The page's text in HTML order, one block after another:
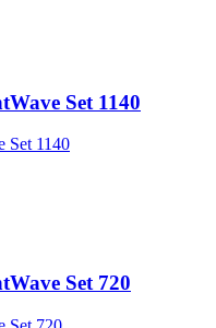
Set 1140
Set 720